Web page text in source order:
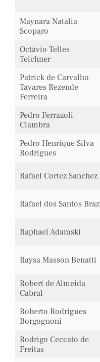
Maynara Natalia
Scoparo
Octávio Telles
Teichner
Patrick de Carvalho
Tavares Rezende
Ferreira
Pedro Ferrazoli
Ciambra
Pedro Henrique Silva
Rodrigues
Rafael Cortez Sanchez
Rafael dos Santos Braz
Raphael Adamski
Raysa Masson Benatti
Robert de Almeida
Cabral
Roberto Rodrigues
Borgognoni
Rodrigo Ceccato de
Freitas